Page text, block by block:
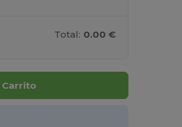
Total: 0.00 €